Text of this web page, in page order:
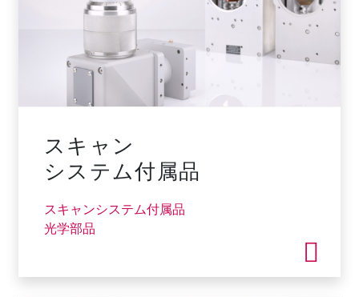
スキャン
システム付属品
スキャンシステム付属品
光学部品